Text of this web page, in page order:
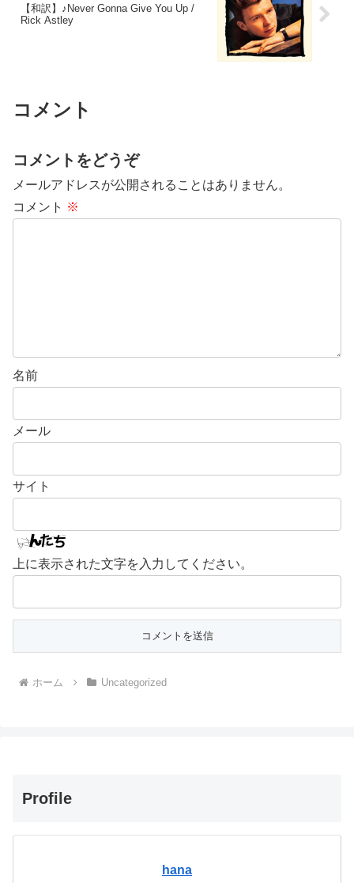
【和訳】♪Never Gonna Give You Up /
Rick Astley
コメント
コメントをどうぞ
メールアドレスが公開されることはありません。
コメント ※
名前
メール
サイト
上に表示された文字を入力してください。
ホーム Uncategorized
Profile
hana